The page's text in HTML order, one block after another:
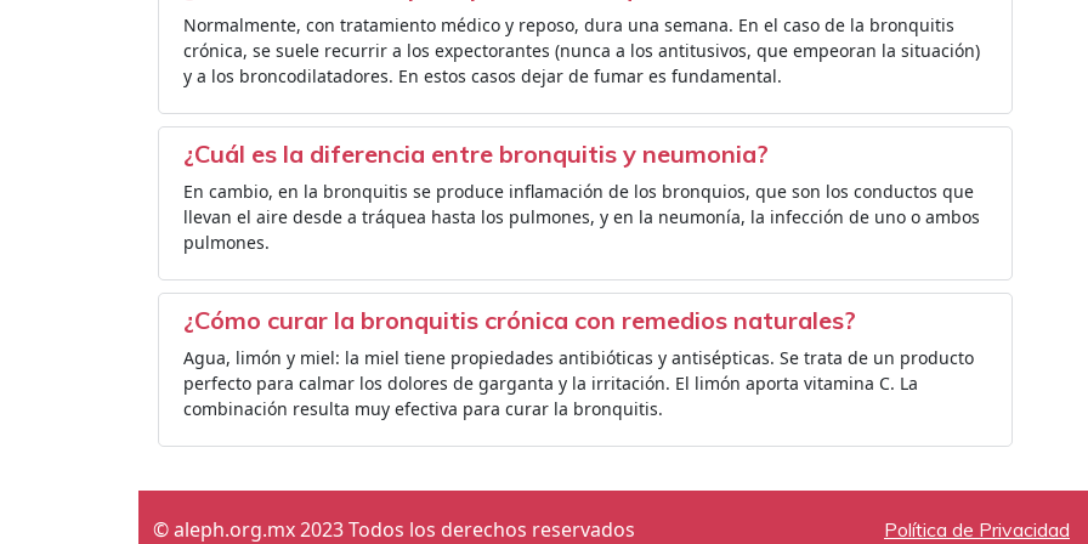
Normalmente, con tratamiento médico y reposo, dura una semana. En el caso de la bronquitis
crónica, se suele recurrir a los expectorantes (nunca a los antitusivos, que empeoran la situación)
y a los broncodilatadores. En estos casos dejar de fumar es fundamental.
¿Cuál es la diferencia entre bronquitis y neumonia?
En cambio, en la bronquitis se produce inflamación de los bronquios, que son los conductos que
llevan el aire desde a tráquea hasta los pulmones, y en la neumonía, la infección de uno o ambos
pulmones.
¿Cómo curar la bronquitis crónica con remedios naturales?
Agua, limón y miel: la miel tiene propiedades antibióticas y antisépticas. Se trata de un producto
perfecto para calmar los dolores de garganta y la irritación. El limón aporta vitamina C. La
combinación resulta muy efectiva para curar la bronquitis.
© aleph.org.mx 2023 Todos los derechos reservados Política de Privacidad